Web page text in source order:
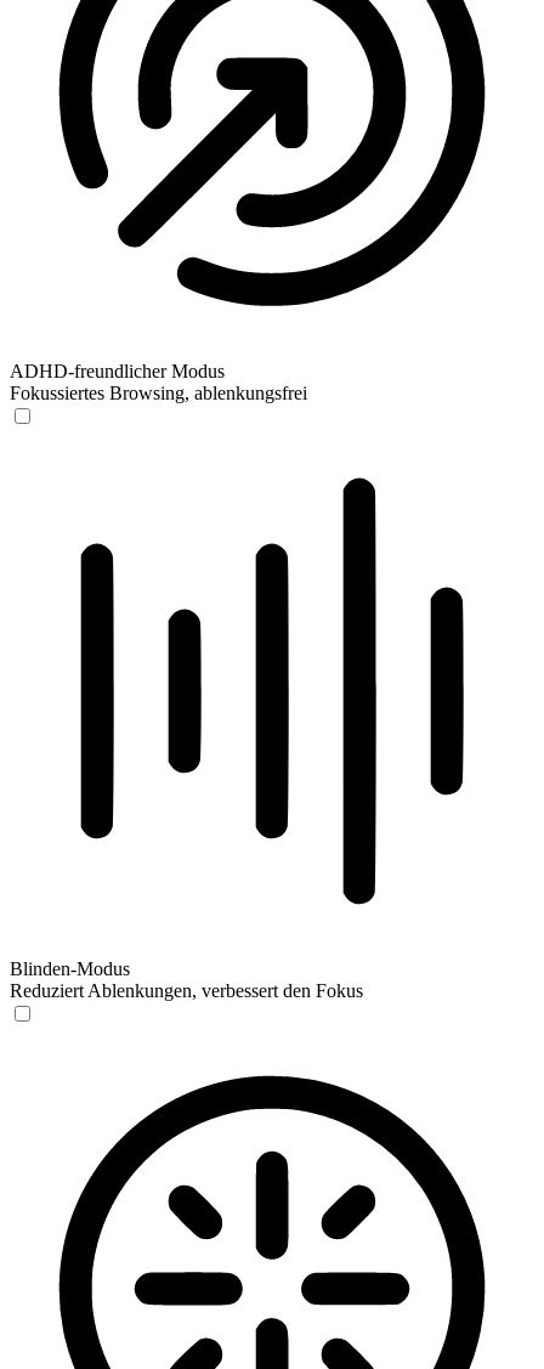
ADHD-freundlicher Modus
Fokussiertes Browsing, ablenkungsfrei
Blinden-Modus
Reduziert Ablenkungen, verbessert den Fokus